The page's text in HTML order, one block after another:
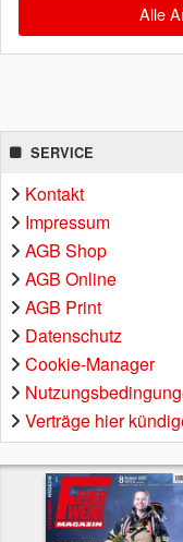
Alle
SERVICE
Kontakt
Impressum
AGB Shop
AGB Online
AGB Print
Datenschutz
Cookie-Manager
Verträge hier